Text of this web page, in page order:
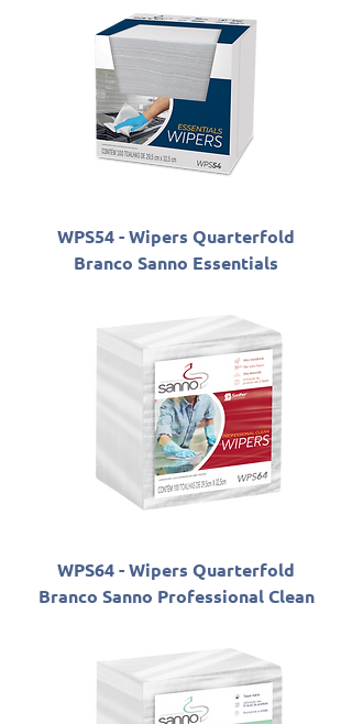
WPS54 - Wipers Quarterfold
Branco Sanno Essentials
WPS64 - Wipers Quarterfold
Branco Sanno Professional Clean